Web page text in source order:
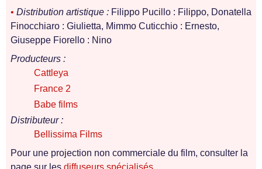
• Distribution artistique : Filippo Pucillo : Filippo, Donatella
Finocchiaro : Giulietta, Mimmo Cuticchio : Ernesto,
Giuseppe Fiorello : Nino
Producteurs :
Cattleya
France 2
Babe films
Distributeur :
Bellissima Films
Pour une projection non commerciale du film, consulter la
page sur les diffuseurs spécialisés